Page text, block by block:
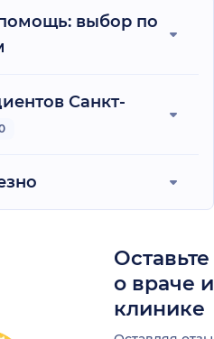
выбор по
Санкт-
о враче
клинике